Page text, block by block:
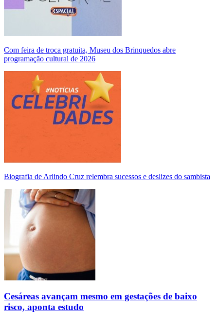
Com feira de troca gratuita, Museu dos Brinquedos abre
programação cultural de 2026
Biografia de Arlindo Cruz relembra sucessos e deslizes do sambista
Cesáreas avançam mesmo em gestações de baixo
risco, aponta estudo